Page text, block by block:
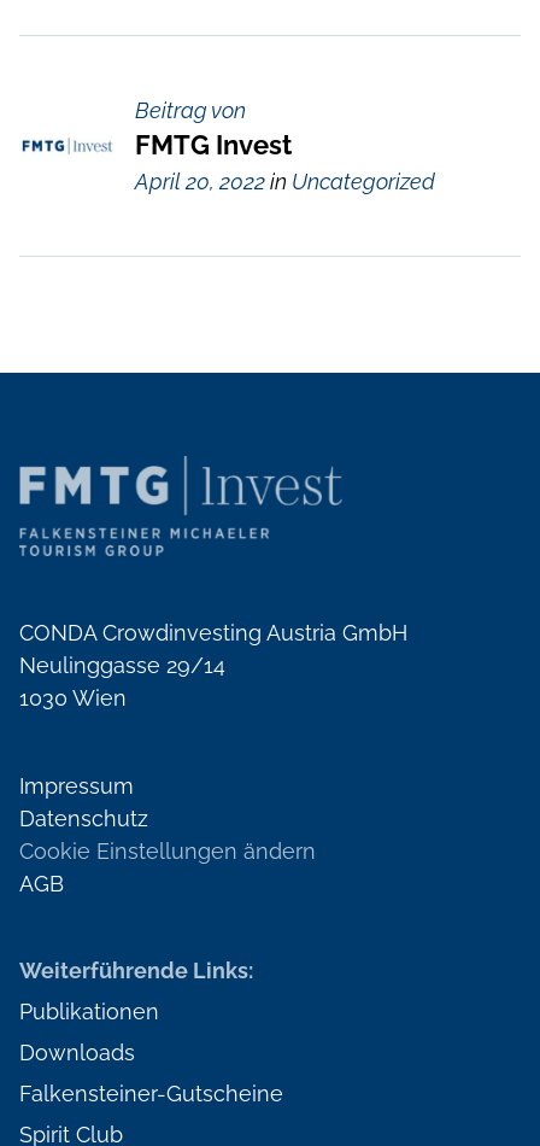
Beitrag von
FMTG Invest
April 20, 2022in Uncategorized
CONDA Crowdinvesting Austria GmbH
Neulinggasse 29/14
1030 Wien
Impressum
Datenschutz
Cookie Einstellungen ändern
AGB
Weiterführende Links:
Publikationen
Downloads
Falkensteiner-Gutscheine
Spirit Club